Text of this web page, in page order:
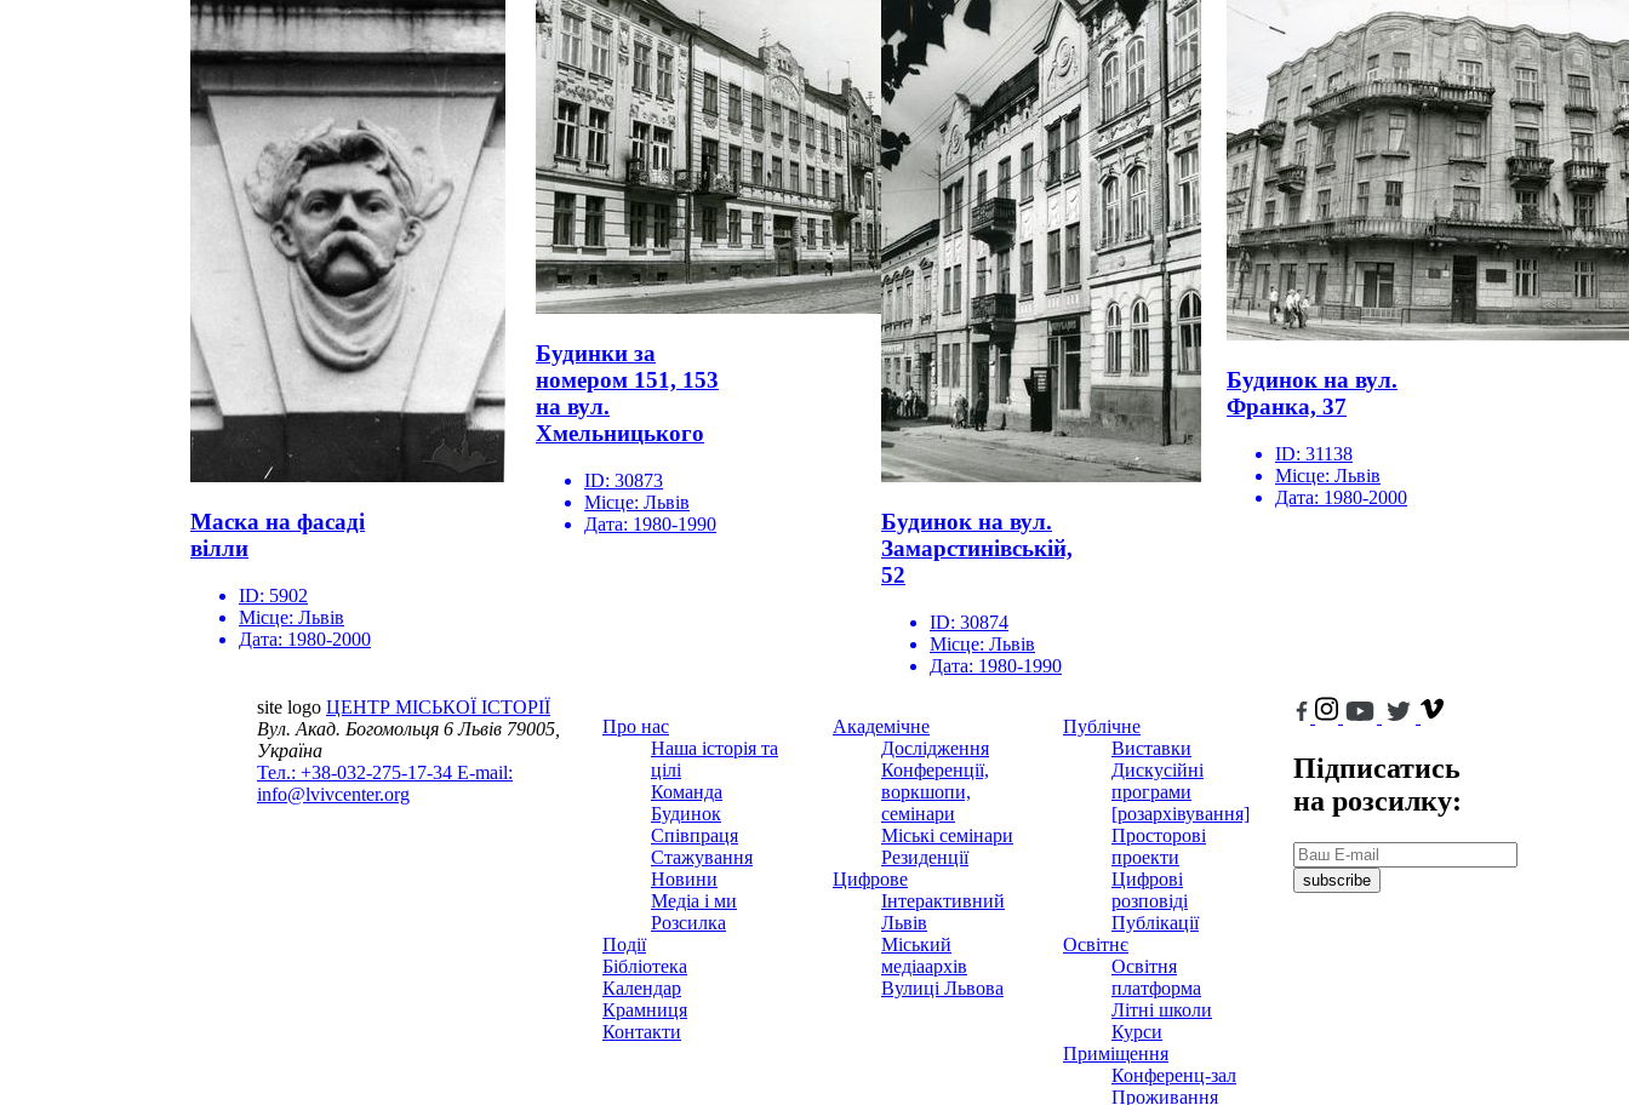
Маска на фасаді
вілли
ID: 5902
Місце: Львів
Дата: 1980-2000
Будинки за
номером 151, 153
на вул.
Хмельницького
ID: 30873
Місце: Львів
Дата: 1980-1990
Будинок на вул.
Замарстинівській,
52
ID: 30874
Місце: Львів
Дата: 1980-1990
Будинок на вул.
Франка, 37
ID: 31138
Місце: Львів
Дата: 1980-2000
site logo ЦЕНТР МІСЬКОЇ ІСТОРІЇ
Вул. Акад. Богомольця 6Львів 79005,
Україна
Тел.: +38-032-275-17-34 E-mail:
info@lvivcenter.org
Про нас
Наша історія та
цілі
Команда
Будинок
Співпраця
Стажування
Новини
Медіа і ми
Розсилка
Події
Бібліотека
Календар
Крамниця
Контакти
Академічне
Дослідження
Конференції,
воркшопи,
семінари
Міські семінари
Резиденції
Цифрове
Інтерактивний
Львів
Міський
медіаархів
Вулиці Львова
Публічне
Виставки
Дискусійні
програми
[розархівування]
Просторові
проекти
Цифрові
розповіді
Публікації
Освітнє
Освітня
платформа
Літні школи
Курси
Приміщення
Конференц-зал
Проживання
Підписатись
на розсилку:
subscribe